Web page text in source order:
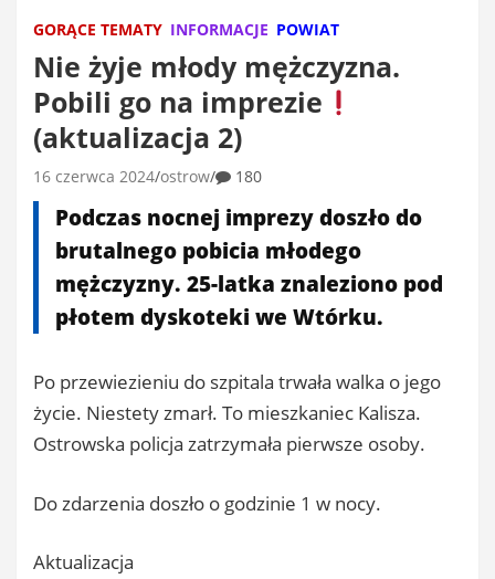
GORĄCE TEMATY INFORMACJE POWIAT
Nie żyje młody mężczyzna.
Pobili go na imprezie
(aktualizacja 2)
16 czerwca 2024 ostrow 180
Podczas nocnej imprezy doszło do
brutalnego pobicia młodego
mężczyzny. 25-latka znaleziono pod
płotem dyskoteki we Wtórku.
Po przewiezieniu do szpitala trwała walka o jego
życie. Niestety zmarł. To mieszkaniec Kalisza.
Ostrowska policja zatrzymała pierwsze osoby.
Do zdarzenia doszło o godzinie 1 w nocy.
Aktualizacja